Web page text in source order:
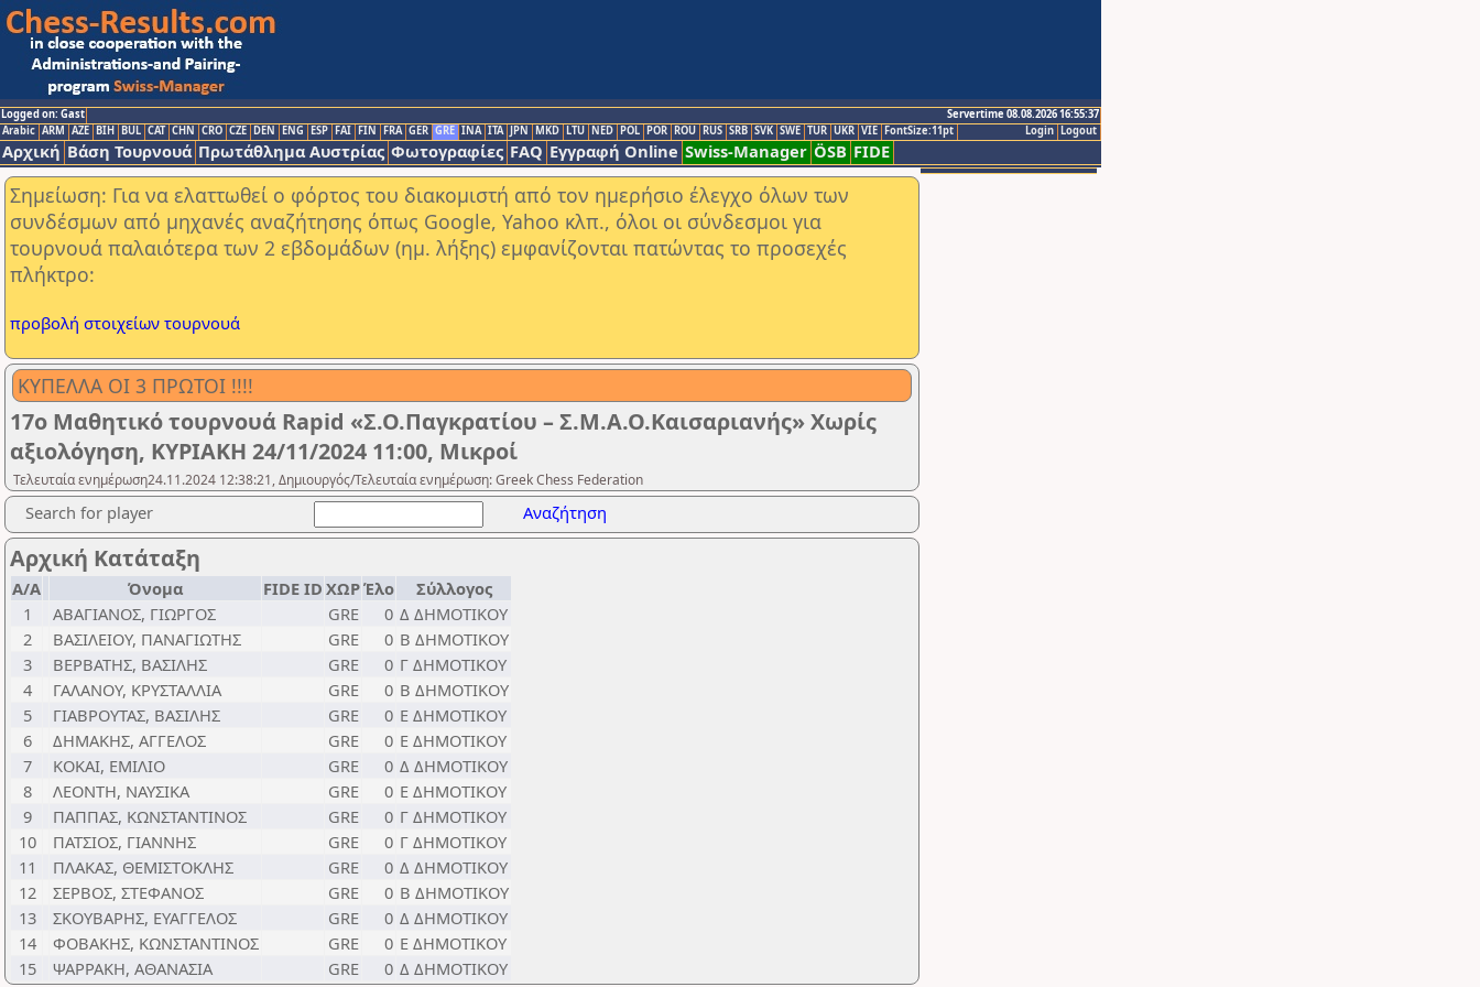
Logged on: Gast
Servertime 08.08.2026 16:55:37
Logout
Login
Arabic ARM AZE BIH BUL CAT CHN CRO CZE DEN ENG ESP FAI FIN FRA GER GRE INA ITA JPN MKD LTU NED POL POR ROU RUS SRB SVK SWE TUR UKR VIE FontSize:11pt
Αρχική Βάση Τουρνουά Πρωτάθλημα Αυστρίας Φωτογραφίες FAQ Εγγραφή Online Swiss-Manager ÖSB FIDE
Σημείωση: Για να ελαττωθεί ο φόρτος του διακομιστή από τον ημερήσιο έλεγχο όλων των
συνδέσμων από μηχανές αναζήτησης όπως Google, Yahoo κλπ., όλοι οι σύνδεσμοι για
τουρνουά παλαιότερα των 2 εβδομάδων (ημ. λήξης) εμφανίζονται πατώντας το προσεχές
πλήκτρο:
προβολή στοιχείων τουρνουά
ΚΥΠΕΛΛΑ ΟΙ 3 ΠΡΩΤΟΙ !!!!
17ο Μαθητικό τουρνουά Rapid «Σ.Ο.Παγκρατίου – Σ.Μ.Α.Ο.Καισαριανής» Χωρίς
αξιολόγηση, ΚΥΡΙΑΚΗ 24/11/2024 11:00, Μικροί
Τελευταία ενημέρωση24.11.2024 12:38:21, Δημιουργός/Τελευταία ενημέρωση: Greek Chess Federation
Search for player Αναζήτηση
Αρχική Κατάταξη
Α/Α Όνομα FIDE ID ΧΩΡΈλο
Σύλλογος
1
ΑΒΑΓΙΑΝΟΣ, ΓΙΩΡΓΟΣ GRE 0 Δ ΔΗΜΟΤΙΚΟΥ
2
ΒΑΣΙΛΕΙΟΥ, ΠΑΝΑΓΙΩΤΗΣ GRE 0 Β ΔΗΜΟΤΙΚΟΥ
3
ΒΕΡΒΑΤΗΣ, ΒΑΣΙΛΗΣ GRE 0 Γ ΔΗΜΟΤΙΚΟΥ
4
ΓΑΛΑΝΟΥ, ΚΡΥΣΤΑΛΛΙΑ GRE 0 Β ΔΗΜΟΤΙΚΟΥ
5
ΓΙΑΒΡΟΥΤΑΣ, ΒΑΣΙΛΗΣ GRE 0 Ε ΔΗΜΟΤΙΚΟΥ
6
ΔΗΜΑΚΗΣ, ΑΓΓΕΛΟΣ GRE 0 Ε ΔΗΜΟΤΙΚΟΥ
7
ΚΟΚΑΙ, ΕΜΙΛΙΟ GRE 0 Δ ΔΗΜΟΤΙΚΟΥ
8
ΛΕΟΝΤΗ, ΝΑΥΣΙΚΑ GRE 0 Ε ΔΗΜΟΤΙΚΟΥ
9
ΠΑΠΠΑΣ, ΚΩΝΣΤΑΝΤΙΝΟΣ GRE 0 Γ ΔΗΜΟΤΙΚΟΥ
10
ΠΑΤΣΙΟΣ, ΓΙΑΝΝΗΣ GRE 0 Γ ΔΗΜΟΤΙΚΟΥ
11
ΠΛΑΚΑΣ, ΘΕΜΙΣΤΟΚΛΗΣ GRE 0 Δ ΔΗΜΟΤΙΚΟΥ
12
ΣΕΡΒΟΣ, ΣΤΕΦΑΝΟΣ GRE 0 B ΔΗΜΟΤΙΚΟΥ
13
ΣΚΟΥΒΑΡΗΣ, ΕΥΑΓΓΕΛΟΣ GRE 0 Δ ΔΗΜΟΤΙΚΟΥ
14
ΦΟΒΑΚΗΣ, ΚΩΝΣΤΑΝΤΙΝΟΣ GRE 0 Ε ΔΗΜΟΤΙΚΟΥ
15
ΨΑΡΡΑΚΗ, ΑΘΑΝΑΣΙΑ GRE 0 Δ ΔΗΜΟΤΙΚΟΥ